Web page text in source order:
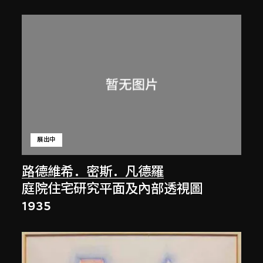
路德維希．密斯．凡德羅
展出中
庭院住宅研究平面及內部透視圖
1935